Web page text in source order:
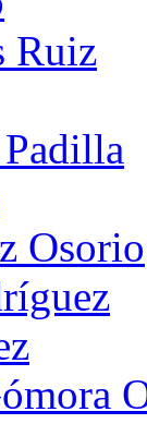
Ruiz
Osorio